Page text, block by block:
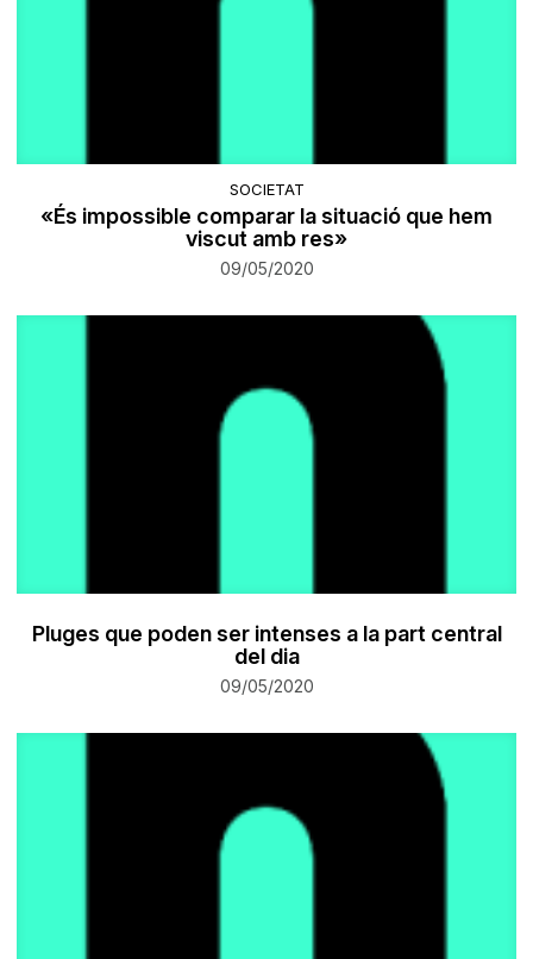
SOCIETAT
«És impossible comparar la situació que hem
viscut amb res»
09/05/2020
Pluges que poden ser intenses a la part central
del dia
09/05/2020